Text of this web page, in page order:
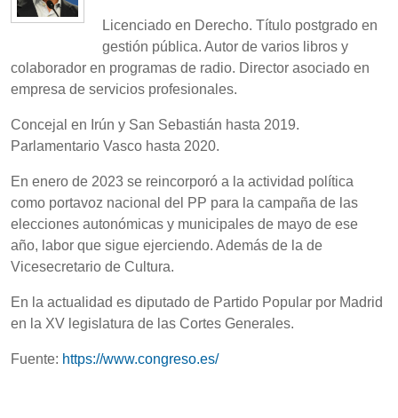
Licenciado en Derecho. Título postgrado en
gestión pública. Autor de varios libros y
colaborador en programas de radio. Director asociado en
empresa de servicios profesionales.
Concejal en Irún y San Sebastián hasta 2019.
Parlamentario Vasco hasta 2020.
En enero de 2023 se reincorporó a la actividad política
como portavoz nacional del PP para la campaña de las
elecciones autonómicas y municipales de mayo de ese
año, labor que sigue ejerciendo. Además de la de
Vicesecretario de Cultura.
En la actualidad es diputado de Partido Popular por Madrid
en la XV legislatura de las Cortes Generales.
Fuente: https://www.congreso.es/